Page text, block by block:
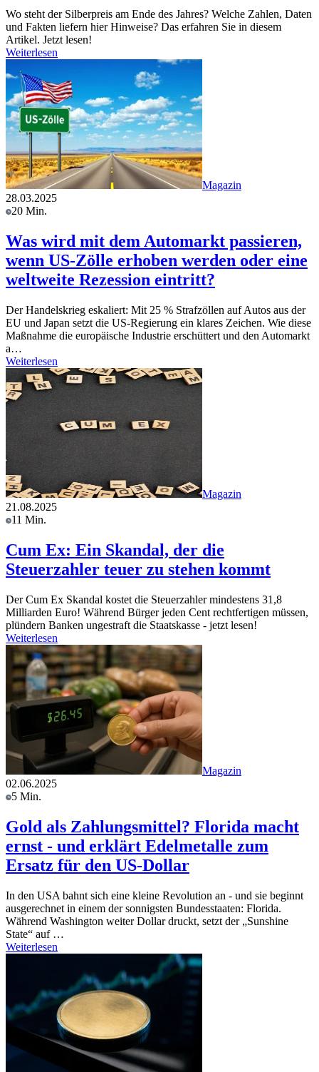
Wo steht der Silberpreis am Ende des Jahres? Welche Zahlen, Daten
und Fakten liefern hier Hinweise? Das erfahren Sie in diesem
Artikel. Jetzt lesen!
Weiterlesen
Magazin
28.03.2025
20 Min.
Was wird mit dem Automarkt passieren,
wenn US-Zölle erhoben werden oder eine
weltweite Rezession eintritt?
Der Handelskrieg eskaliert: Mit 25 % Strafzöllen auf Autos aus der
EU und Japan setzt die US-Regierung ein klares Zeichen. Wie diese
Maßnahme die europäische Industrie erschüttert und den Automarkt
a…
Weiterlesen
Magazin
21.08.2025
11 Min.
Cum Ex: Ein Skandal, der die
Steuerzahler teuer zu stehen kommt
Der Cum Ex Skandal kostet die Steuerzahler mindestens 31,8
Milliarden Euro! Während Bürger jeden Cent rechtfertigen müssen,
plündern Banken ungestraft die Staatskasse - jetzt lesen!
Weiterlesen
Magazin
02.06.2025
5 Min.
Gold als Zahlungsmittel? Florida macht
ernst - und erklärt Edelmetalle zum
Ersatz für den US-Dollar
In den USA bahnt sich eine kleine Revolution an - und sie beginnt
ausgerechnet in einem der sonnigsten Bundesstaaten: Florida.
Während Washington weiter Dollar druckt, setzt der „Sunshine
State“ auf …
Weiterlesen